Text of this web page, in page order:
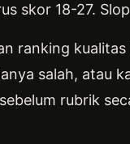
skor 18-27.
ranking
salah, atau
rubrik